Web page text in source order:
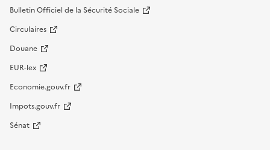
Bulletin Officiel de la Sécurité Sociale
Circulaires
Douane
EUR-lex
Economie.gouv.fr
Impots.gouv.fr
Sénat